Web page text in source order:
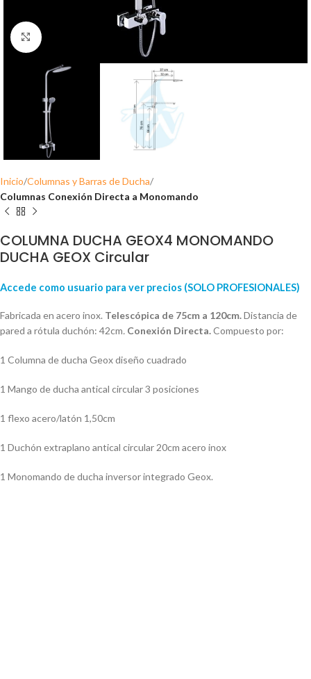
Click para ampliar
Inicio Columnas y Barras de Ducha
Columnas Conexión Directa a Monomando
COLUMNA DUCHA GEOX4 MONOMANDO
DUCHA GEOX Circular
Accede como usuario para ver precios (SOLO PROFESIONALES)
Fabricada en acero inox. Telescópica de 75cm a 120cm.Distancia de
pared a rótula duchón: 42cm. Conexión Directa.Compuesto por:
1 Columna de ducha Geox diseño cuadrado
1 Mango de ducha antical circular 3 posiciones
1 flexo acero/latón 1,50cm
1 Duchón extraplano antical circular 20cm acero inox
1 Monomando de ducha inversor integrado Geox.